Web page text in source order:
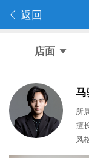
返回
店面
所
擅
风